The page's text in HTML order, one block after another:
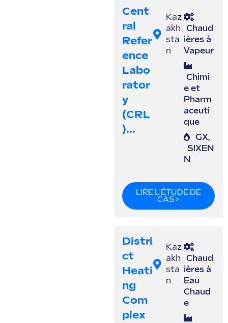
Cent
Ral
Refer
Ence
Labo
Rator
Y
(CRL
)...
Kaz
akh
sta
n
Chaud
ières à
Vapeur
Chimi
e et
Pharm
aceuti
que
GX,
SIXEN
N
LIRE L'ÉTUDE DE
CAS >
Distri
Ct
Heati
Ng
Com
Plex
Kaz
akh
sta
n
Chaud
ières à
Eau
Chaud
e